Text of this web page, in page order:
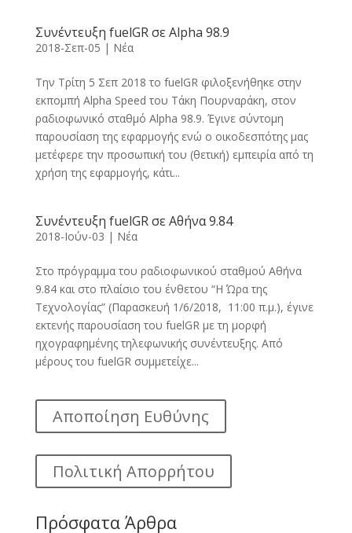
Συνέντευξη fuelGR σε Alpha 98.9
2018-Σεπ-05 | Νέα
Την Τρίτη 5 Σεπ 2018 το fuelGR φιλοξενήθηκε στην
εκπομπή Alpha Speed του Τάκη Πουρναράκη, στον
ραδιοφωνικό σταθμό Alpha 98.9. Έγινε σύντομη
παρουσίαση της εφαρμογής ενώ ο οικοδεσπότης μας
μετέφερε την προσωπική του (θετική) εμπειρία από τη
χρήση της εφαρμογής, κάτι...
Συνέντευξη fuelGR σε Αθήνα 9.84
2018-Ιούν-03 | Νέα
Στο πρόγραμμα του ραδιοφωνικού σταθμού Αθήνα
9.84 και στο πλαίσιο του ένθετου “Η Ώρα της
Τεχνολογίας” (Παρασκευή 1/6/2018, 11:00 π.μ.), έγινε
εκτενής παρουσίαση του fuelGR με τη μορφή
ηχογραφημένης τηλεφωνικής συνέντευξης. Από
μέρους του fuelGR συμμετείχε...
Αποποίηση Ευθύνης
Πολιτική Απορρήτου
Πρόσφατα Άρθρα